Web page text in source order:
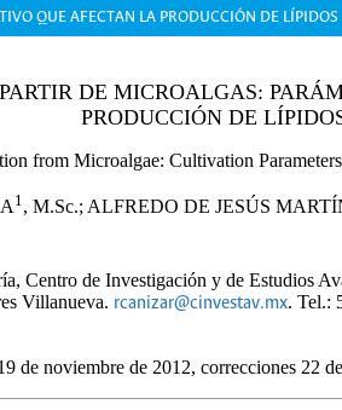
QUE AFECTAN LA PRODUCCIÓN DE LÍPIDOS